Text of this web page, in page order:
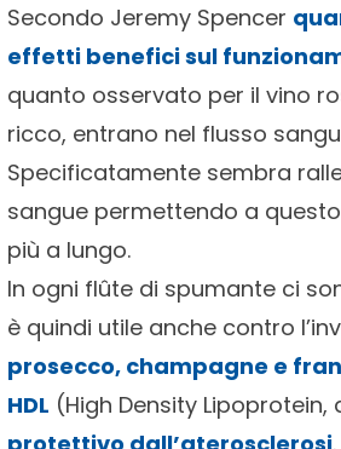
Secondo Jeremy Spencer
effetti benefici sul
quanto osservato per il vino
ricco, entrano nel flusso
Specificatamente sembra
sangue permettendo a
più a lungo.
In ogni flûte di spumante ci
è quindi utile anche contro
prosecco, champagne e
HDL (High Density